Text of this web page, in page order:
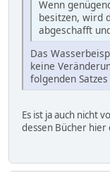
Wenn
besitzen, wird
abgeschafft
Das
keine
folgenden
Es ist ja auch nicht
dessen Bücher